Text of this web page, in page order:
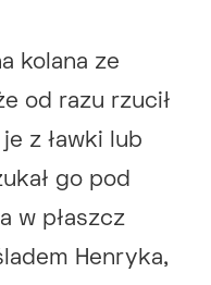
kolana ze
od razu rzucił
z ławki lub
go pod
w płaszcz
Henryka,